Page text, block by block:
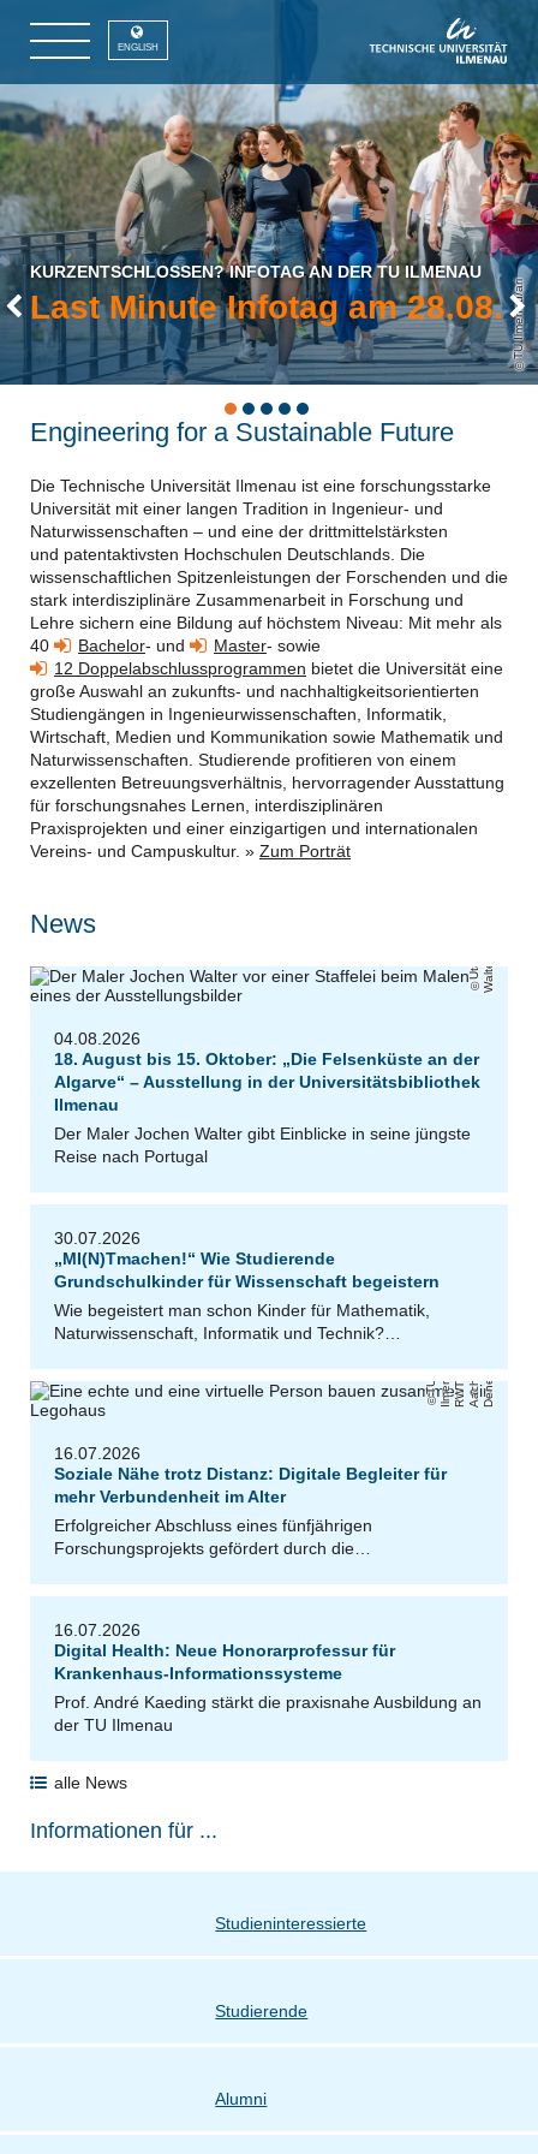
Previous TU Ilmenau/ari
KURZENTSCHLOSSEN? INFOTAG AN DER TU ILMENAU
Last Minute Infotag am 28.08.
ENGLISH
Engineering for a Sustainable Future
Die Technische Universität Ilmenau ist eine forschungsstarke
Universität mit einer langen Tradition in Ingenieur- und
Naturwissenschaften – und eine der drittmittelstärksten
und patentaktivsten Hochschulen Deutschlands. Die
wissenschaftlichen Spitzenleistungen der Forschenden und die
stark interdisziplinäre Zusammenarbeit in Forschung und
Lehre sichern eine Bildung auf höchstem Niveau: Mit mehr als
40
Bachelor- und Master- sowie
12 Doppelabschlussprogrammen bietet die Universität eine
große Auswahl an zukunfts- und nachhaltigkeitsorientierten
Studiengängen in Ingenieurwissenschaften, Informatik,
Wirtschaft, Medien und Kommunikation sowie Mathematik und
Naturwissenschaften . Studierende profitieren von einem
exzellenten Betreuungsverhältnis, hervorragender Ausstattung
für forschungsnahes Lernen, interdisziplinären
Praxisprojekten und einer einzigartigen und internationalen
Vereins- und Campuskultur. » Zum Porträt
News
U
t
a
W
al
t
er
04.08.2026
18. August bis 15. Oktober: „Die Felsenküste an der
Algarve“ – Ausstellung in der Universitätsbibliothek
Ilmenau
Der Maler Jochen Walter gibt Einblicke in seine jüngste
Reise nach Portugal
30.07.2026
„MI(N)Tmachen!“ Wie Studierende
Grundschulkinder für Wissenschaft begeistern
Wie begeistert man schon Kinder für Mathematik,
Naturwissenschaft, Informatik und Technik?…
T
U
Il
m
e
n a
u,
R
W
T H
A
a
c
h e
n/
Ul
ri k
D
e
n
e k
e n
16.07.2026
Soziale Nähe trotz Distanz: Digitale Begleiter für
mehr Verbundenheit im Alter
Erfolgreicher Abschluss eines fünfjährigen
Forschungsprojekts gefördert durch die…
16.07.2026
Digital Health: Neue Honorarprofessur für
Krankenhaus-Informationssysteme
Prof. André Kaeding stärkt die praxisnahe Ausbildung an
der TU Ilmenau
alle News
Informationen für ...
Studieninteressierte
Studierende
Alumni